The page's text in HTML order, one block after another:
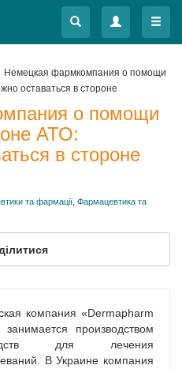
Меню
Меню
Немецкая фармкомпания о помощи
оставаться в стороне
о помощи
АТО:
в стороне
та фармації Фармацевтика та
компания «Dermapharm
производством
для лечения
В Украине компания